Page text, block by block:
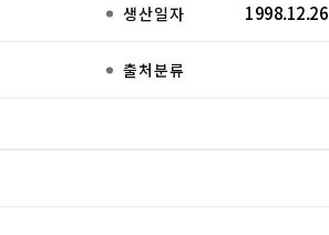
생산일자 1998.12.26
출처분류